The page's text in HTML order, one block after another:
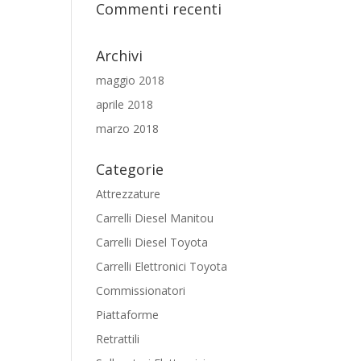
Commenti recenti
Archivi
maggio 2018
aprile 2018
marzo 2018
Categorie
Attrezzature
Carrelli Diesel Manitou
Carrelli Diesel Toyota
Carrelli Elettronici Toyota
Commissionatori
Piattaforme
Retrattili